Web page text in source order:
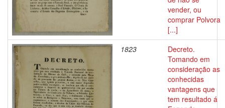
vender, ou
comprar Polvora
[...]
1823
Decreto.
Tomando em
consideração as
conhecidas
vantagens que
tem resultado á